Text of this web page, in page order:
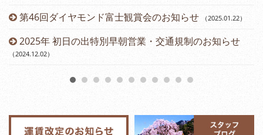
第46回ダイヤモンド富士観賞会のお知らせ （2025.01.22）
2025年 初日の出特別早朝営業・交通規制のお知らせ
（2024.12.02）